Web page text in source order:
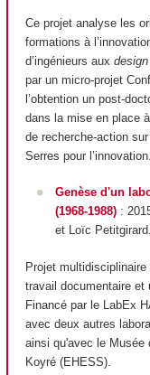
Ce projet analyse les
formations à
d’ingénieurs aux
par un micro-projet
l’obtention un post-
dans la mise en place
de recherche-action
Serres pour l’innovation.
Genèse d'un
(1968-1988):
et Loïc Petitgirard.
Projet
travail documentaire et
Financé par le LabEx
avec deux autres
ainsi qu'avec le Musée
Koyré (EHESS).